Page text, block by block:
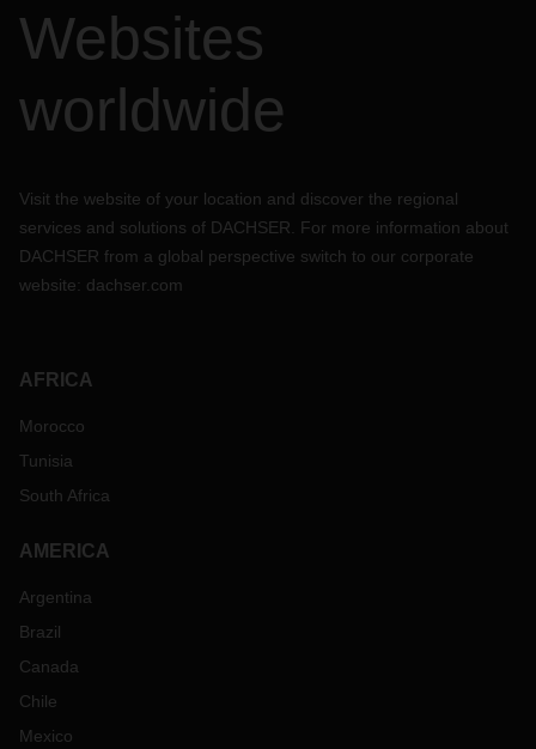
Websites
worldwide
Visit the website of your location and discover the regional
services and solutions of DACHSER. For more information about
DACHSER from a global perspective switch to our corporate
website: dachser.com
AFRICA
Morocco
Tunisia
South Africa
AMERICA
Argentina
Brazil
Canada
Chile
Mexico